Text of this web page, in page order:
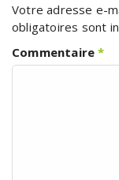
Votre adresse e-
obligatoires sont
Commentaire*